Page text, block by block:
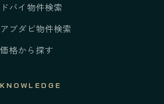
ドバイ物件検索
アブダビ物件検索
価格から探す
KNOWLEDGE